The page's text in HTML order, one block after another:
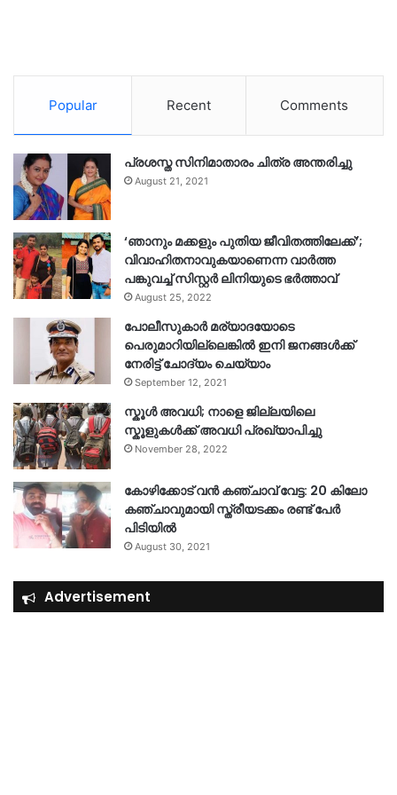
Popular Recent Comments
പ്രശസ്ത സിനിമാതാരം ചിത്ര അന്തരിച്ചു
August 21, 2021
‘ഞാനും മക്കളും പുതിയ ജീവിതത്തിലേക്ക്’;
വിവാഹിതനാവുകയാണെന്ന വാർത്ത
പങ്കുവച്ച് സിസ്റ്റർ ലിനിയുടെ ഭർത്താവ്
August 25, 2022
പോലീസുകാര്‍ മര്യാദയോടെ
പെരുമാറിയില്ലെങ്കില്‍ ഇനി ജനങ്ങള്‍ക്ക്
നേരിട്ട് ചോദ്യം ചെയ്യാം
September 12, 2021
സ്കൂൾ അവധി; നാളെ ജില്ലയിലെ
സ്കൂളുകൾക്ക് അവധി പ്രഖ്യാപിച്ചു
November 28, 2022
കോഴിക്കോട് വൻ കഞ്ചാവ് വേട്ട: 20 കിലോ
കഞ്ചാവുമായി സ്ത്രീയടക്കം രണ്ട് പേർ
പിടിയിൽ
August 30, 2021
Advertisement